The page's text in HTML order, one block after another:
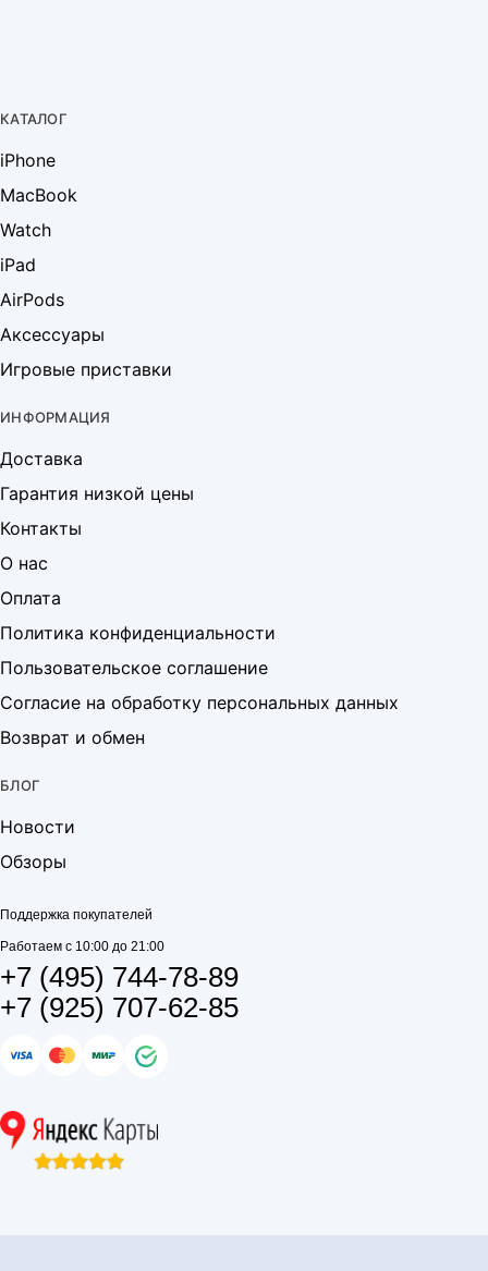
КАТАЛОГ
iPhone
MacBook
Watch
iPad
AirPods
Аксессуары
Игровые приставки
ИНФОРМАЦИЯ
Доставка
Гарантия низкой цены
Контакты
О нас
Оплата
Политика конфиденциальности
Пользовательское соглашение
Согласие на обработку персональных данных
Возврат и обмен
БЛОГ
Новости
Обзоры
Поддержка покупателей
Работаем с 10:00 до 21:00
+7 (495) 744-78-89
+7 (925) 707-62-85